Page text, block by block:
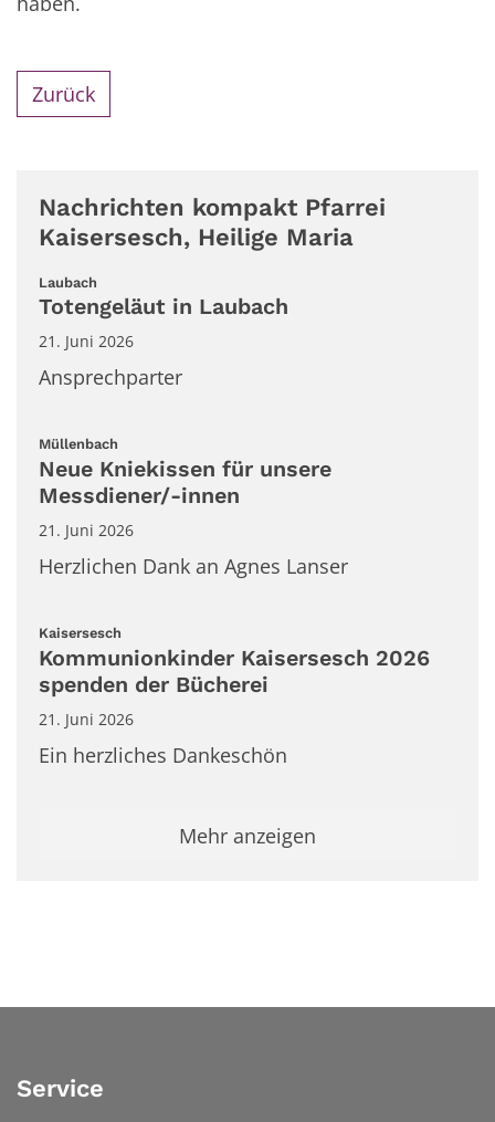
Zurück
Nachrichten kompakt Pfarrei
Kaisersesch, Heilige Maria
Laubach
Totengeläut in Laubach
21. Juni 2026
Ansprechparter
Müllenbach
Neue Kniekissen für unsere
Messdiener/-innen
21. Juni 2026
Herzlichen Dank an Agnes Lanser
Kaisersesch
Kommunionkinder Kaisersesch 2026
spenden der Bücherei
21. Juni 2026
Ein herzliches Dankeschön
Mehr anzeigen
Service